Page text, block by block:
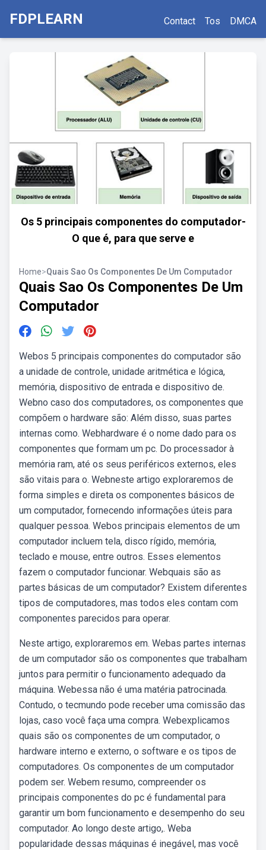
FDPLEARN Contact Tos DMCA
Os 5 principais componentes do computador-
O que é, para que serve e
Home>Quais Sao Os Componentes De Um Computador
Quais Sao Os Componentes De Um
Computador
Webos 5 principais componentes do computador são
a unidade de controle, unidade aritmética e lógica,
memória, dispositivo de entrada e dispositivo de.
Webno caso dos computadores, os componentes que
compõem o hardware são: Além disso, suas partes
internas como. Webhardware é o nome dado para os
componentes que formam um pc. Do processador à
memória ram, até os seus periféricos externos, eles
são vitais para o. Webneste artigo exploraremos de
forma simples e direta os componentes básicos de
um computador, fornecendo informações úteis para
qualquer pessoa. Webos principais elementos de um
computador incluem tela, disco rígido, memória,
teclado e mouse, entre outros. Esses elementos
fazem o computador funcionar. Webquais são as
partes básicas de um computador? Existem diferentes
tipos de computadores, mas todos eles contam com
componentes parecidos para operar.
Neste artigo, exploraremos em. Webas partes internas
de um computador são os componentes que trabalham
juntos para permitir o funcionamento adequado da
máquina. Webessa não é uma matéria patrocinada.
Contudo, o tecmundo pode receber uma comissão das
lojas, caso você faça uma compra. Webexplicamos
quais são os componentes de um computador, o
hardware interno e externo, o software e os tipos de
computadores. Os componentes de um computador
podem ser. Webem resumo, compreender os
principais componentes do pc é fundamental para
garantir um bom funcionamento e desempenho do seu
computador. Ao longo deste artigo,. Weba
popularidade dessas máquinas é inegável, mas você